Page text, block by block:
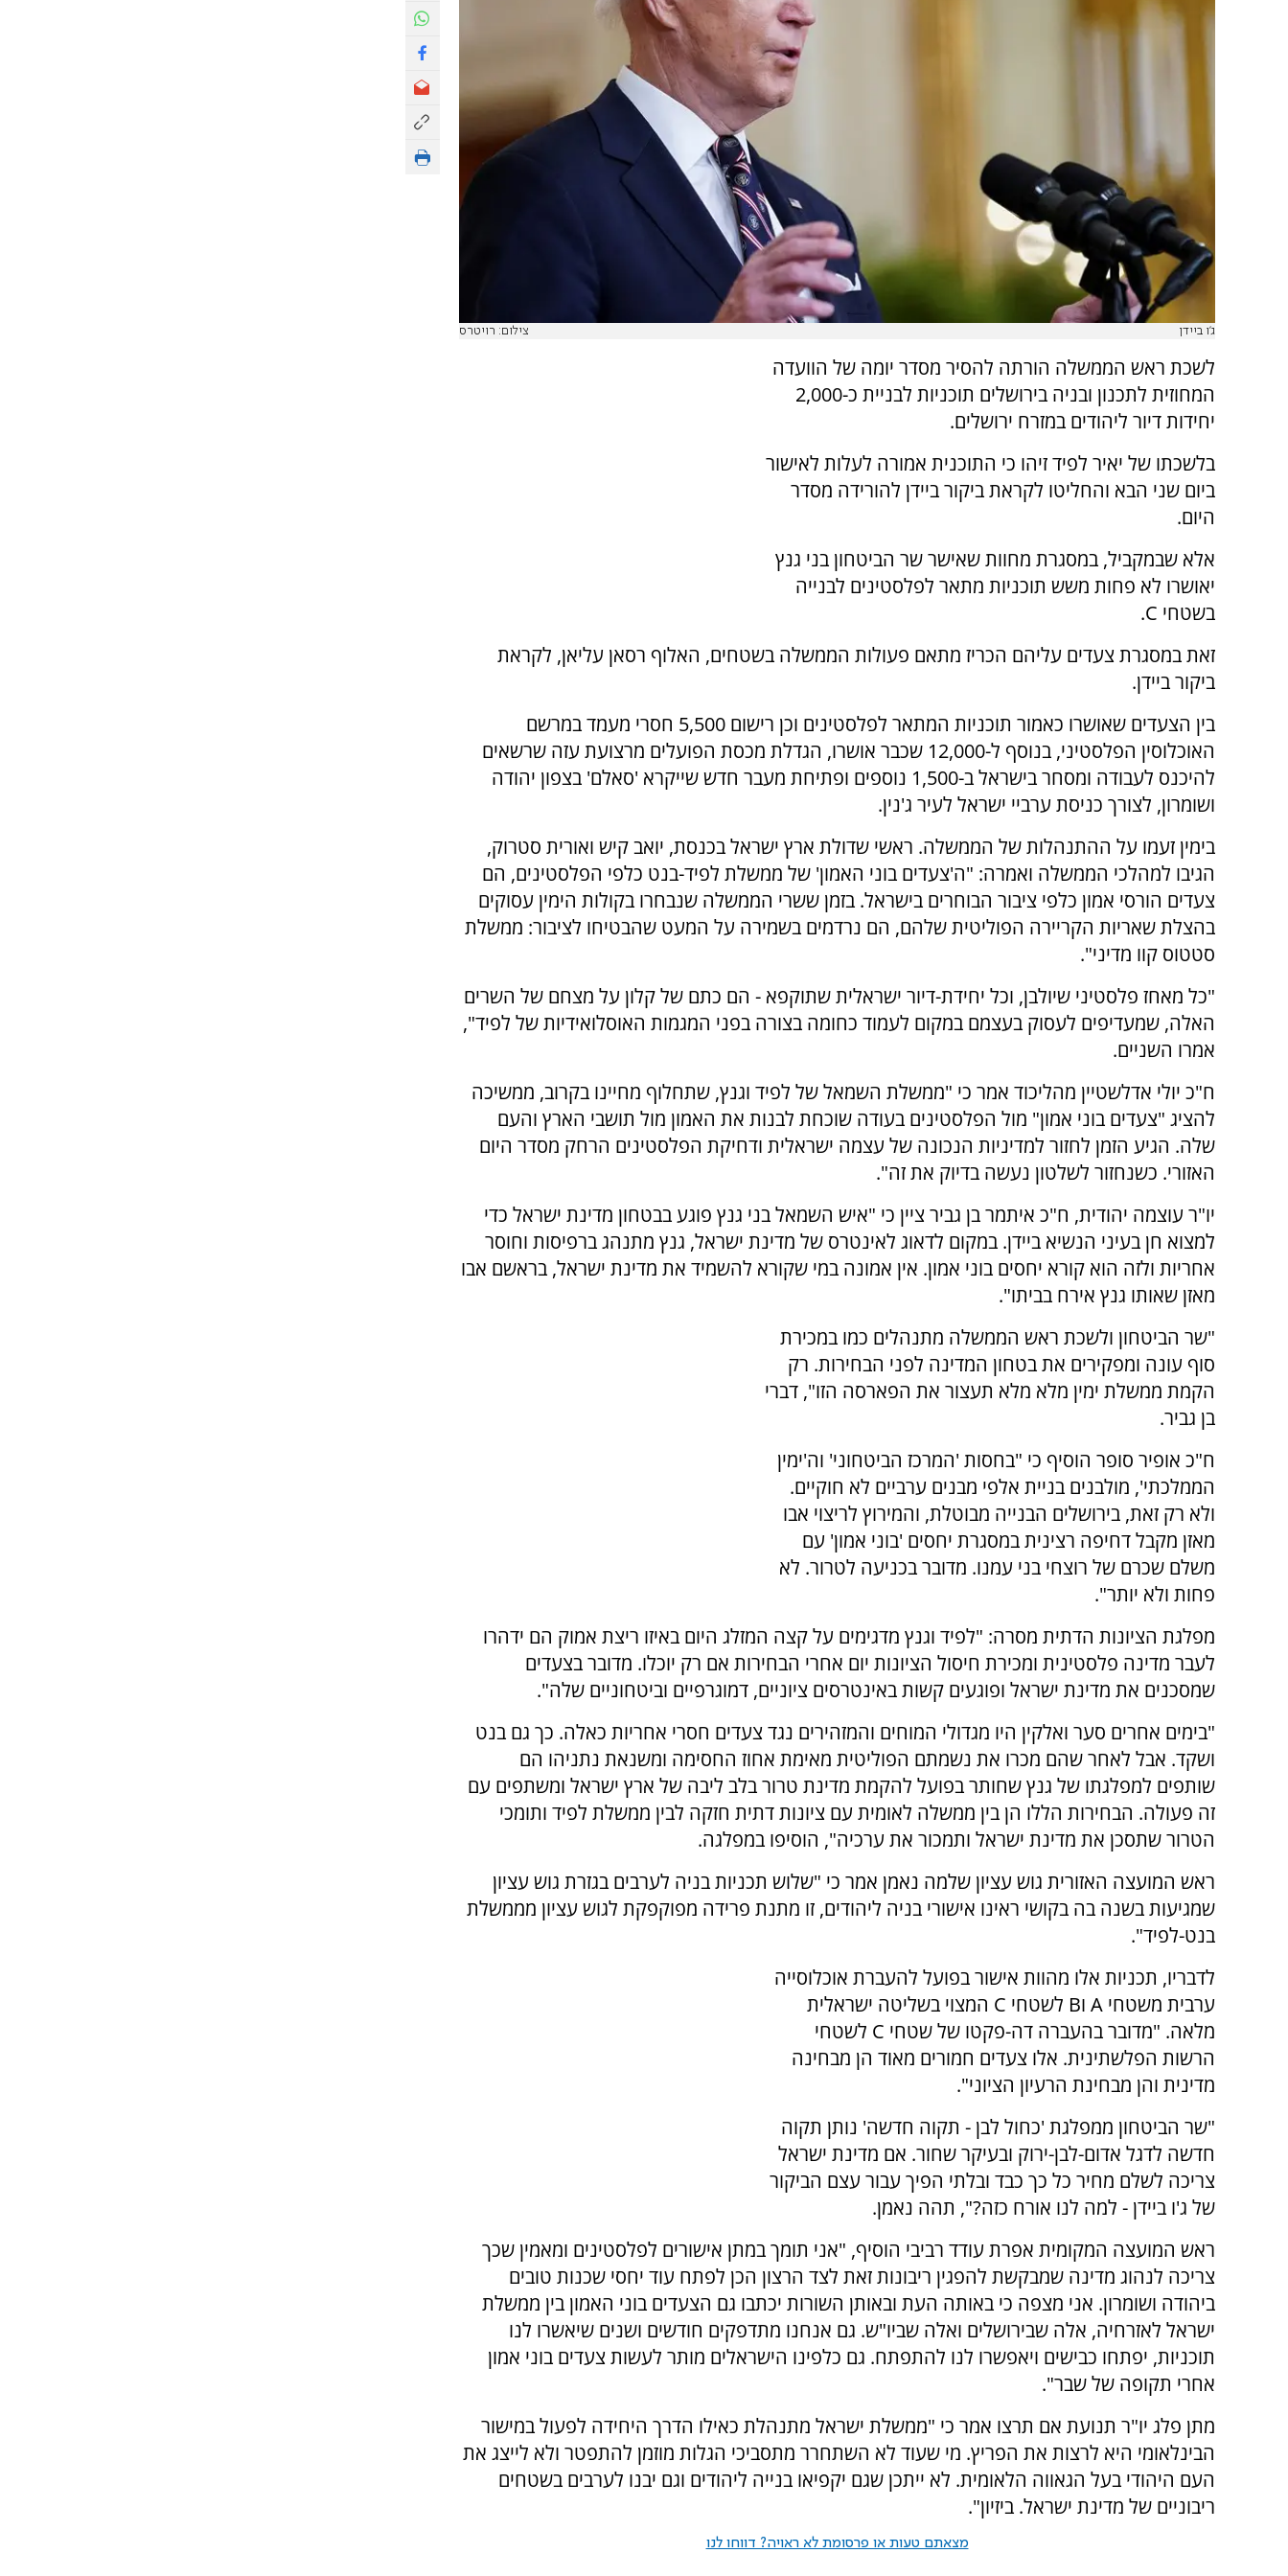
ג'ו ביידן צילום: רויטרס
לשכת ראש הממשלה הורתה להסיר מסדר יומה של הוועדה
המחוזית לתכנון ובניה בירושלים תוכניות לבניית כ-2,000
יחידות דיור ליהודים במזרח ירושלים.
בלשכתו של יאיר לפיד זיהו כי התוכנית אמורה לעלות לאישור
ביום שני הבא והחליטו לקראת ביקור ביידן להורידה מסדר
היום.
אלא שבמקביל, במסגרת מחוות שאישר שר הביטחון בני גנץ
יאושרו לא פחות משש תוכניות מתאר לפלסטינים לבנייה
בשטחי C.
זאת במסגרת צעדים עליהם הכריז מתאם פעולות הממשלה בשטחים, האלוף רסאן עליאן, לקראת
ביקור ביידן.
בין הצעדים שאושרו כאמור תוכניות המתאר לפלסטינים וכן רישום 5,500 חסרי מעמד במרשם
האוכלוסין הפלסטיני, בנוסף ל-12,000 שכבר אושרו, הגדלת מכסת הפועלים מרצועת עזה שרשאים
להיכנס לעבודה ומסחר בישראל ב-1,500 נוספים ופתיחת מעבר חדש שייקרא 'סאלם' בצפון יהודה
ושומרון, לצורך כניסת ערביי ישראל לעיר ג'נין.
בימין זעמו על ההתנהלות של הממשלה. ראשי שדולת ארץ ישראל בכנסת, יואב קיש ואורית סטרוק,
הגיבו למהלכי הממשלה ואמרה: "ה'צעדים בוני האמון' של ממשלת לפיד-בנט כלפי הפלסטינים, הם
צעדים הורסי אמון כלפי ציבור הבוחרים בישראל. בזמן ששרי הממשלה שנבחרו בקולות הימין עסוקים
בהצלת שאריות הקריירה הפוליטית שלהם, הם נרדמים בשמירה על המעט שהבטיחו לציבור: ממשלת
סטטוס קוו מדיני".
"כל מאחז פלסטיני שיולבן, וכל יחידת-דיור ישראלית שתוקפא - הם כתם של קלון על מצחם של השרים
האלה, שמעדיפים לעסוק בעצמם במקום לעמוד כחומה בצורה בפני המגמות האוסלואידיות של לפיד",
אמרו השניים.
ח"כ יולי אדלשטיין מהליכוד אמר כי "ממשלת השמאל של לפיד וגנץ, שתחלוף מחיינו בקרוב, ממשיכה
להציג "צעדים בוני אמון" מול הפלסטינים בעודה שוכחת לבנות את האמון מול תושבי הארץ והעם
שלה. הגיע הזמן לחזור למדיניות הנכונה של עצמה ישראלית ודחיקת הפלסטינים הרחק מסדר היום
האזורי. כשנחזור לשלטון נעשה בדיוק את זה".
יו"ר עוצמה יהודית, ח"כ איתמר בן גביר ציין כי "איש השמאל בני גנץ פוגע בבטחון מדינת ישראל כדי
למצוא חן בעיני הנשיא ביידן. במקום לדאוג לאינטרס של מדינת ישראל, גנץ מתנהג ברפיסות וחוסר
אחריות ולזה הוא קורא יחסים בוני אמון. אין אמונה במי שקורא להשמיד את מדינת ישראל, בראשם אבו
מאזן שאותו גנץ אירח בביתו".
"שר הביטחון ולשכת ראש הממשלה מתנהלים כמו במכירת
סוף עונה ומפקירים את בטחון המדינה לפני הבחירות. רק
הקמת ממשלת ימין מלא מלא תעצור את הפארסה הזו", דברי
בן גביר.
ח"כ אופיר סופר הוסיף כי "בחסות 'המרכז הביטחוני' וה'ימין
הממלכתי', מולבנים בניית אלפי מבנים ערביים לא חוקיים.
ולא רק זאת, בירושלים הבנייה מבוטלת, והמירוץ לריצוי אבו
מאזן מקבל דחיפה רצינית במסגרת יחסים 'בוני אמון' עם
משלם שכרם של רוצחי בני עמנו. מדובר בכניעה לטרור. לא
פחות ולא יותר".
מפלגת הציונות הדתית מסרה: "לפיד וגנץ מדגימים על קצה המזלג היום באיזו ריצת אמוק הם ידהרו
לעבר מדינה פלסטינית ומכירת חיסול הציונות יום אחרי הבחירות אם רק יוכלו. מדובר בצעדים
שמסכנים את מדינת ישראל ופוגעים קשות באינטרסים ציוניים, דמוגרפיים וביטחוניים שלה".
"בימים אחרים סער ואלקין היו מגדולי המוחים והמזהירים נגד צעדים חסרי אחריות כאלה. כך גם בנט
ושקד. אבל לאחר שהם מכרו את נשמתם הפוליטית מאימת אחוז החסימה ומשנאת נתניהו הם
שותפים למפלגתו של גנץ שחותר בפועל להקמת מדינת טרור בלב ליבה של ארץ ישראל ומשתפים עם
זה פעולה. הבחירות הללו הן בין ממשלה לאומית עם ציונות דתית חזקה לבין ממשלת לפיד ותומכי
הטרור שתסכן את מדינת ישראל ותמכור את ערכיה", הוסיפו במפלגה.
ראש המועצה האזורית גוש עציון שלמה נאמן אמר כי "שלוש תכניות בניה לערבים בגזרת גוש עציון
שמגיעות בשנה בה בקושי ראינו אישורי בניה ליהודים, זו מתנת פרידה מפוקפקת לגוש עציון מממשלת
בנט-לפיד".
לדבריו, תכניות אלו מהוות אישור בפועל להעברת אוכלוסייה
ערבית משטחי A וB לשטחי C המצוי בשליטה ישראלית
מלאה. "מדובר בהעברה דה-פקטו של שטחי C לשטחי
הרשות הפלשתינית. אלו צעדים חמורים מאוד הן מבחינה
מדינית והן מבחינת הרעיון הציוני".
"שר הביטחון ממפלגת 'כחול לבן - תקוה חדשה' נותן תקוה
חדשה לדגל אדום-לבן-ירוק ובעיקר שחור. אם מדינת ישראל
צריכה לשלם מחיר כל כך כבד ובלתי הפיך עבור עצם הביקור
של ג'ו ביידן - למה לנו אורח כזה?", תהה נאמן.
ראש המועצה המקומית אפרת עודד רביבי הוסיף, "אני תומך במתן אישורים לפלסטינים ומאמין שכך
צריכה לנהוג מדינה שמבקשת להפגין ריבונות זאת לצד הרצון הכן לפתח עוד יחסי שכנות טובים
ביהודה ושומרון. אני מצפה כי באותה העת ובאותן השורות יכתבו גם הצעדים בוני האמון בין ממשלת
ישראל לאזרחיה, אלה שבירושלים ואלה שביו"ש. גם אנחנו מתדפקים חודשים ושנים שיאשרו לנו
תוכניות, יפתחו כבישים ויאפשרו לנו להתפתח. גם כלפינו הישראלים מותר לעשות צעדים בוני אמון
אחרי תקופה של שבר".
מתן פלג יו"ר תנועת אם תרצו אמר כי "ממשלת ישראל מתנהלת כאילו הדרך היחידה לפעול במישור
הבינלאומי היא לרצות את הפריץ. מי שעוד לא השתחרר מתסביכי הגלות מוזמן להתפטר ולא לייצג את
העם היהודי בעל הגאווה הלאומית. לא ייתכן שגם יקפיאו בנייה ליהודים וגם יבנו לערבים בשטחים
ריבוניים של מדינת ישראל. ביזיון".
מצאתם טעות או פרסומת לא ראויה? דווחו לנו